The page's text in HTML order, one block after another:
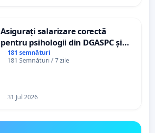
Asigurați salarizare corectă
pentru psihologii din DGASPC și
spitale
181 semnături
181 Semnături / 7 zile
31 Jul 2026